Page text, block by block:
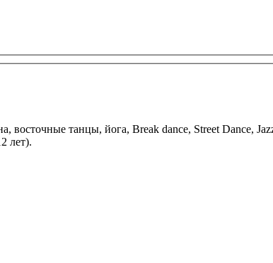
лет).